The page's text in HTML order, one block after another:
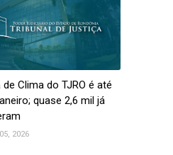
Clima do TJRO é até
quase 2,6 mil já
2026